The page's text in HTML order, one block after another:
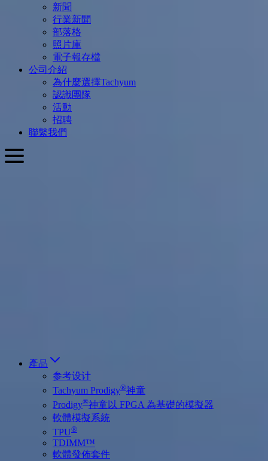
新聞
行業新聞
部落格
照片庫
電子報存檔
公司介紹
為什麼選擇Tachyum
認識團隊
活動
招聘
聯繫我們
產品
参考设计
Tachyum Prodigy®神童
Prodigy®神童以 FPGA 為基礎的模擬器
軟體模擬系統
TPU®
TDIMM™
軟體發佈套件